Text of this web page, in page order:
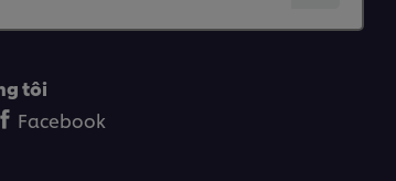
tôi
Facebook